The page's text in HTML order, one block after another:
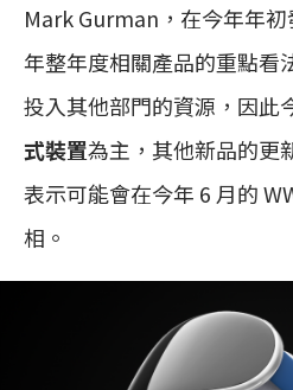
Mark Gurman，在今年年
年整年度相關產品的重點看
投入其他部門的資源，因此
式裝置為主，其他新品的更
表示可能會在今年 6 月的
相。